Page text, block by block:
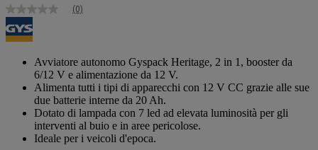
Nessuna
valutazione
Stesso
pagina.
(0)
Avviatore autonomo Gyspack Heritage, 2 in 1, booster da
6/12 V e alimentazione da 12 V.
Alimenta tutti i tipi di apparecchi con 12 V CC grazie alle sue
due batterie interne da 20 Ah.
Dotato di lampada con 7 led ad elevata luminosità per gli
interventi al buio e in aree pericolose.
Ideale per i veicoli d'epoca.